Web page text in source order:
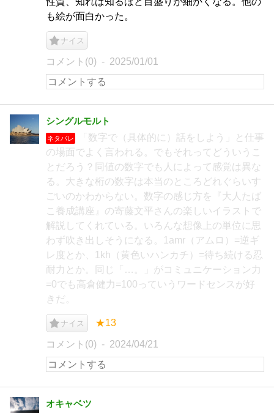
も絵が面白かった。
ナイス
コメント(0) 2025/01/01
シングルモルト
ネタバレ
「数字で（具体的に）話をしよう」と仕事
の場面でよく言われる。でもそれってどういうこ
とだろう？同値の数字でも人によって感覚は異な
る。大きな桁の数字は本当のところどれぐらいす
ごいのかわからない。数字の感じ方を『大人たば
こ養成講座』の寄藤文平さんの楽しいイラストで
解説してくれている。いろんな想像上の単位に思
わず吹き出しそうになる。1amr（アムロ）=逆ギ
レ度とか、1kh（黄色いハンカチ）=待ち続ける忍
耐力とか。同じ「…。」がコミュニケーション力
=0でも高倉健力=100っていうワードセンスが好
きだ。
ナイス ★13
コメント(0) 2024/04/21
オキャベツ